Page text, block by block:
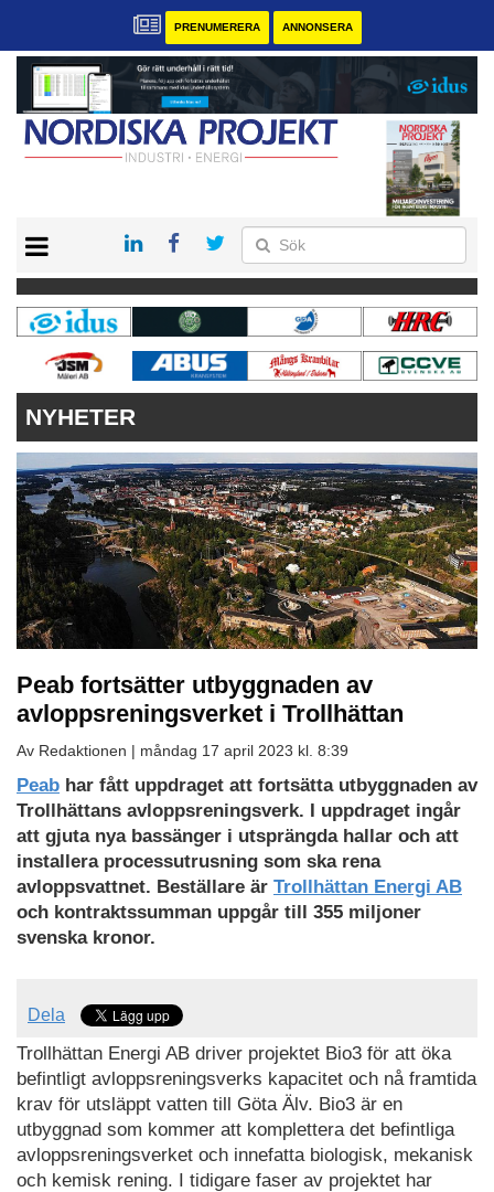
PRENUMERERA ANNONSERA
KONTAKT
VÅRA ANDRA MAGASIN
PRENUMERERA
ANNONSERA
NYHETER
Peab fortsätter utbyggnaden av
avloppsreningsverket i Trollhättan
Av Redaktionen | måndag 17 april 2023 kl. 8:39
Peab har fått uppdraget att fortsätta utbyggnaden av
Trollhättans avloppsreningsverk. I uppdraget ingår
att gjuta nya bassänger i utsprängda hallar och att
installera processutrusning som ska rena
avloppsvattnet. Beställare är Trollhättan Energi AB
och kontraktssumman uppgår till 355 miljoner
svenska kronor.
Dela
Trollhättan Energi AB driver projektet Bio3 för att öka
befintligt avloppsreningsverks kapacitet och nå framtida
krav för utsläppt vatten till Göta Älv. Bio3 är en
utbyggnad som kommer att komplettera det befintliga
avloppsreningsverket och innefatta biologisk, mekanisk
och kemisk rening. I tidigare faser av projektet har